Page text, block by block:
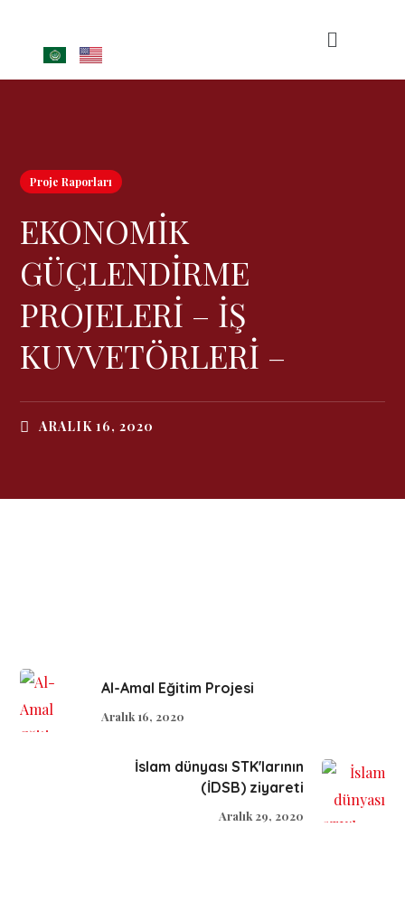
Proje Raporları
EKONOMİK
GÜÇLENDİRME
PROJELERİ – İŞ
KUVVETÖRLERİ –
ARALIK 16, 2020
Al-Amal Eğitim Projesi
Aralık 16, 2020
İslam dünyası STK'larının
(İDSB) ziyareti
Aralık 29, 2020